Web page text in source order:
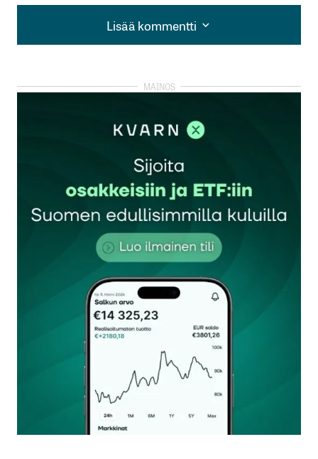
Lisää kommentti
Lisää kommentti
kirjautua
rekisteröityä
Sähköpostiosoitettasi ei julkaista.Pakolliset
kentät on merkitty*
Kommentti*
Nimesi tai nimimerkkisi
Sähköpostiosoitteesi